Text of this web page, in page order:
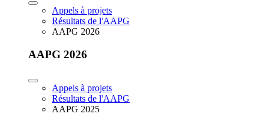
Appels à projets
Résultats de l'AAPG
AAPG 2026
AAPG 2026
Appels à projets
Résultats de l'AAPG
AAPG 2025